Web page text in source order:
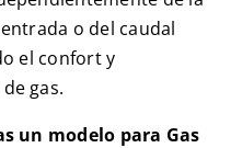
o del caudal
el confort y
gas.
un modelo para Gas